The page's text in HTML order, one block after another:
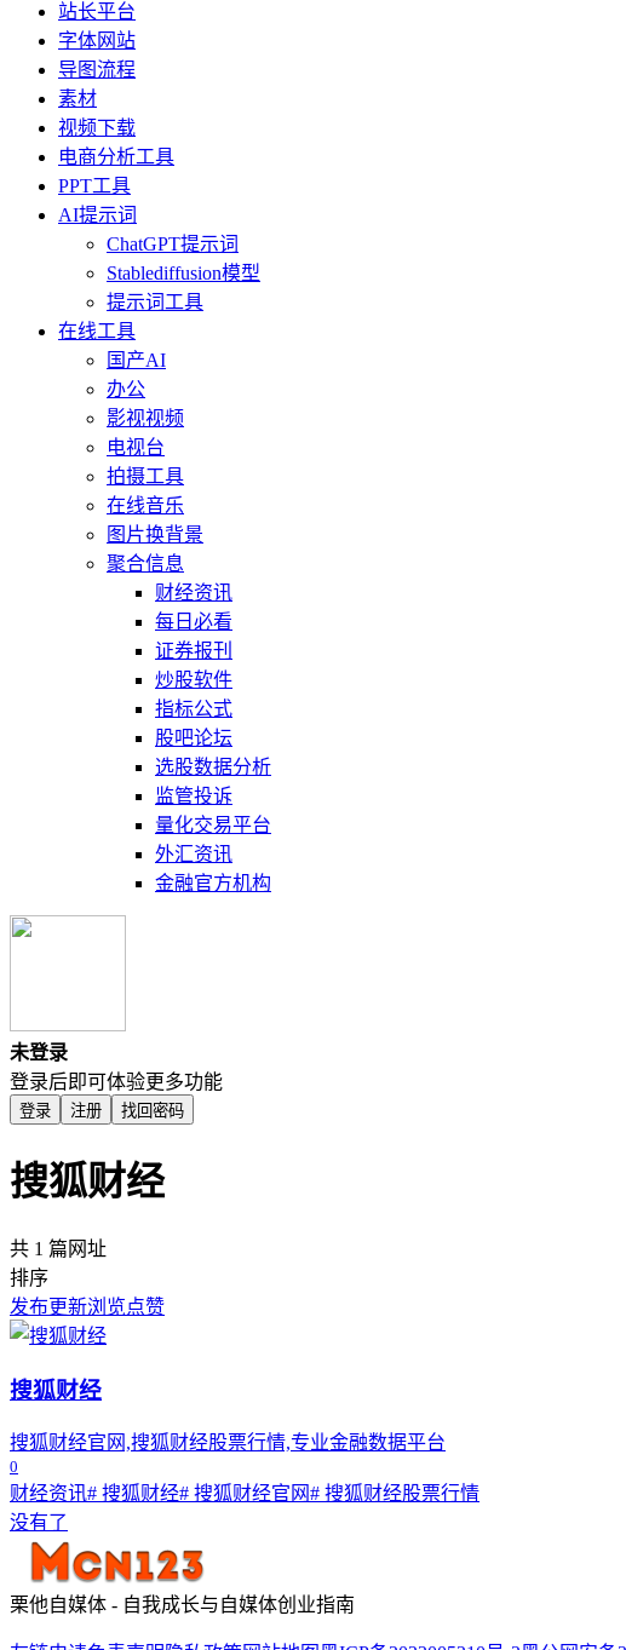
站长平台
字体网站
导图流程
素材
视频下载
电商分析工具
PPT工具
AI提示词
ChatGPT提示词
Stablediffusion模型
提示词工具
在线工具
国产AI
办公
影视视频
电视台
拍摄工具
在线音乐
图片换背景
聚合信息
财经资讯
每日必看
证券报刊
炒股软件
指标公式
股吧论坛
选股数据分析
监管投诉
量化交易平台
外汇资讯
金融官方机构
未登录
登录后即可体验更多功能
登录 注册 找回密码
搜狐财经
共 1 篇网址
排序
发布更新浏览点赞
搜狐财经
搜狐财经官网,搜狐财经股票行情,专业金融数据平台
0
财经资讯# 搜狐财经# 搜狐财经官网# 搜狐财经股票行情
没有了
栗他自媒体 - 自我成长与自媒体创业指南